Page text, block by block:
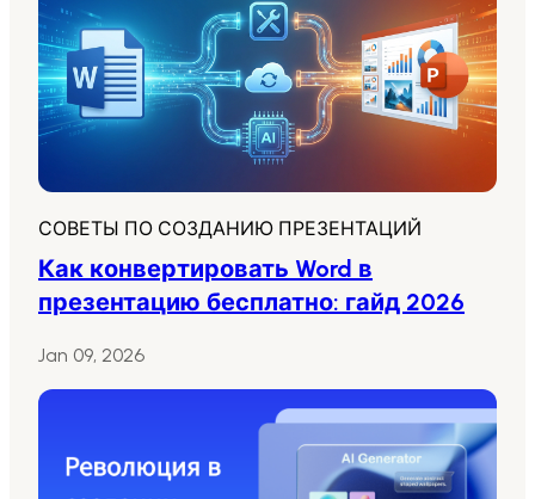
СОВЕТЫ ПО СОЗДАНИЮ ПРЕЗЕНТАЦИЙ
Как конвертировать Word в
презентацию бесплатно: гайд 2026
Jan 09, 2026